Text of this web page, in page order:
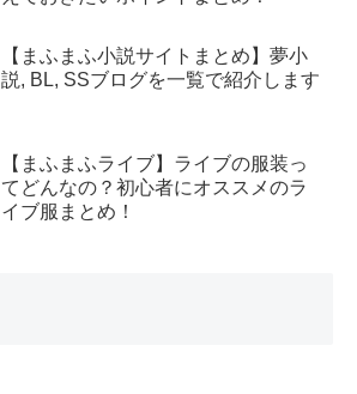
【まふまふ小説サイトまとめ】夢小
説, BL, SSブログを一覧で紹介します
【まふまふライブ】ライブの服装っ
てどんなの？初心者にオススメのラ
イブ服まとめ！